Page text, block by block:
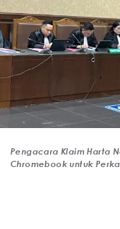
Pengacara Klaim Harta
Chromebook untuk